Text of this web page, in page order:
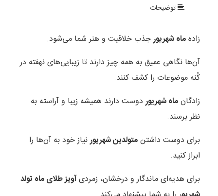
توضیحات
زادهماه شهریورجذب خلاقیت و هنر شما می‌شود.
آن‌ها نگاهی عمیق به همه چیز دارند تا زیبایی‌های نهفته در
کُنه موضوعات را کشف کنند.
زادگانماه شهریوردوست دارند همیشه زیبا و آراسته به
نظر برسند.
برای دوست داشتنمتولدین شهریورنیاز خود به آن‌‌ها را
ابراز کنید.
برای هدیه‌ای ماندگار و درخشان، زمردیآویز طلای ماه تولد